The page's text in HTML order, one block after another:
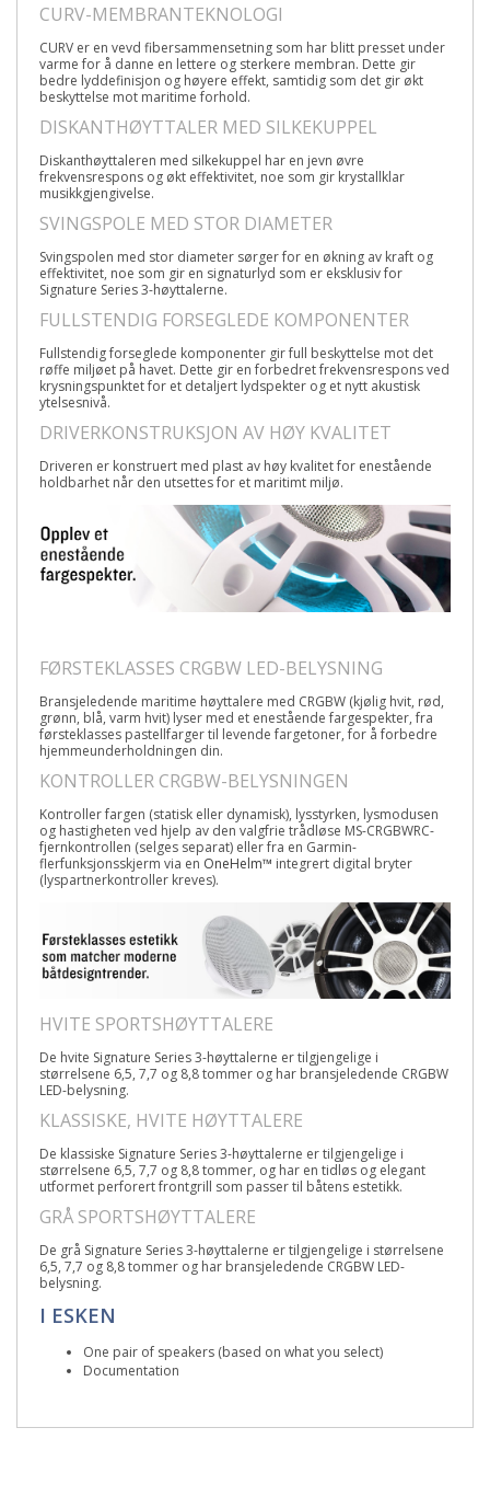
CURV-MEMBRANTEKNOLOGI
CURV er en vevd fibersammensetning som har blitt presset under
varme for å danne en lettere og sterkere membran. Dette gir
bedre lyddefinisjon og høyere effekt, samtidig som det gir økt
beskyttelse mot maritime forhold.
DISKANTHØYTTALER MED SILKEKUPPEL
Diskanthøyttaleren med silkekuppel har en jevn øvre
frekvensrespons og økt effektivitet, noe som gir krystallklar
musikkgjengivelse.
SVINGSPOLE MED STOR DIAMETER
Svingspolen med stor diameter sørger for en økning av kraft og
effektivitet, noe som gir en signaturlyd som er eksklusiv for
Signature Series 3-høyttalerne.
FULLSTENDIG FORSEGLEDE KOMPONENTER
Fullstendig forseglede komponenter gir full beskyttelse mot det
røffe miljøet på havet. Dette gir en forbedret frekvensrespons ved
krysningspunktet for et detaljert lydspekter og et nytt akustisk
ytelsesnivå.
DRIVERKONSTRUKSJON AV HØY KVALITET
Driveren er konstruert med plast av høy kvalitet for enestående
holdbarhet når den utsettes for et maritimt miljø.
FØRSTEKLASSES CRGBW LED-BELYSNING
Bransjeledende maritime høyttalere med CRGBW (kjølig hvit, rød,
grønn, blå, varm hvit) lyser med et enestående fargespekter, fra
førsteklasses pastellfarger til levende fargetoner, for å forbedre
hjemmeunderholdningen din.
KONTROLLER CRGBW-BELYSNINGEN
Kontroller fargen (statisk eller dynamisk), lysstyrken, lysmodusen
og hastigheten ved hjelp av den valgfrie trådløse MS-CRGBWRC-
fjernkontrollen (selges separat) eller fra en Garmin-
flerfunksjonsskjerm via en OneHelm™ integrert digital bryter
(lyspartnerkontroller kreves).
HVITE SPORTSHØYTTALERE
De hvite Signature Series 3-høyttalerne er tilgjengelige i
størrelsene 6,5, 7,7 og 8,8 tommer og har bransjeledende CRGBW
LED-belysning.
KLASSISKE, HVITE HØYTTALERE
De klassiske Signature Series 3-høyttalerne er tilgjengelige i
størrelsene 6,5, 7,7 og 8,8 tommer, og har en tidløs og elegant
utformet perforert frontgrill som passer til båtens estetikk.
GRÅ SPORTSHØYTTALERE
De grå Signature Series 3-høyttalerne er tilgjengelige i størrelsene
6,5, 7,7 og 8,8 tommer og har bransjeledende CRGBW LED-
belysning.
I ESKEN
One pair of speakers (based on what you select)
Documentation